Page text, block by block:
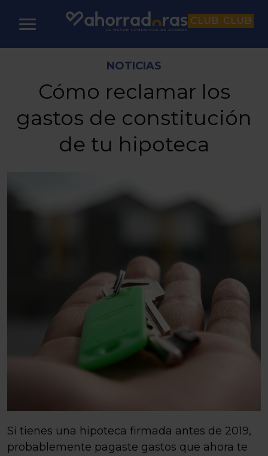
CLUB CLUB
NOTICIAS
Cómo reclamar los
gastos de constitución
de tu hipoteca
Si tienes una hipoteca firmada antes de 2019,
probablemente pagaste gastos que ahora te